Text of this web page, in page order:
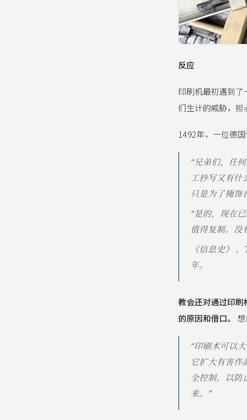
反应
印刷机最初遇到
们生计的威胁，担
1492年，一位德
“兄弟们，任
工抄写又有什
只是为了掩饰
“是的，现在
值得复制。没
《信息史》
年。
教会还对通过印刷
的原因和借口。
“印刷术可以
它扩大有害作
全控制，以防
来。”